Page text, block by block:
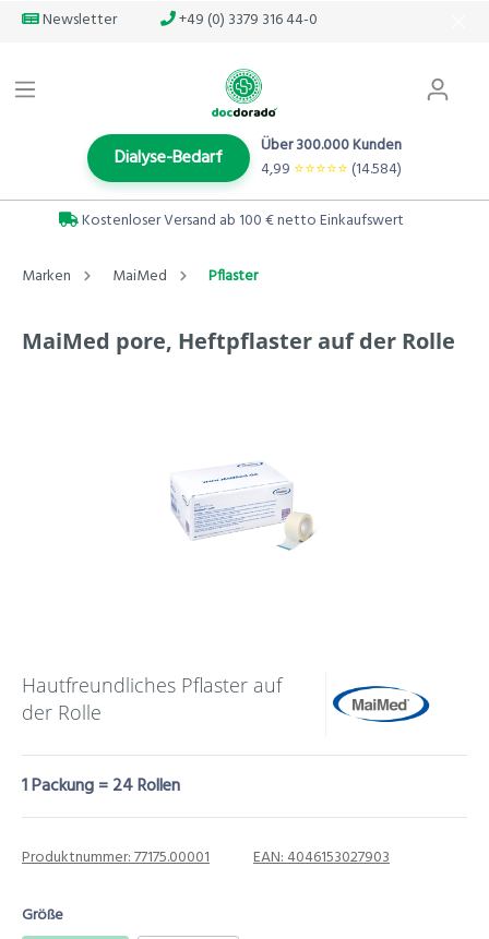
Newsletter +49 (0) 3379 316 44-0
Dialyse-Bedarf
Über 300.000 Kunden
4,99 ⭐️⭐️⭐️⭐️⭐️(14.584)
Kostenloser Versand ab 100 € netto Einkaufswert
Marken MaiMed Pflaster
MaiMed pore, Heftpflaster auf der Rolle
Hautfreundliches Pflaster auf
der Rolle
1 Packung = 24 Rollen
Produktnummer:77175.00001 EAN:4046153027903
Größe